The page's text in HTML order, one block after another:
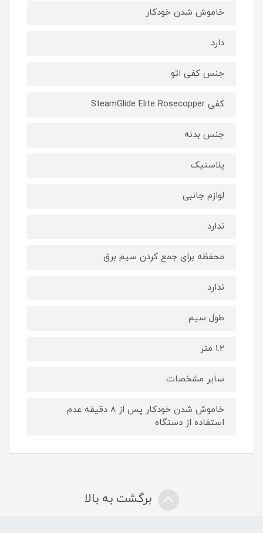
خاموش شدن خودکار
دارد
جنس کفی اتو
کفی SteamGlide Elite Rosecopper
جنس بدنه
پلاستیک
لوازم جانبی
ندارد
محفظه برای جمع كردن سیم برق
ندارد
طول سیم
1.2 متر
سایر مشخصات
خاموش شدن خودکار پس از ۸ دقیقه عدم
استفاده از دستگاه
برگشت به بالا